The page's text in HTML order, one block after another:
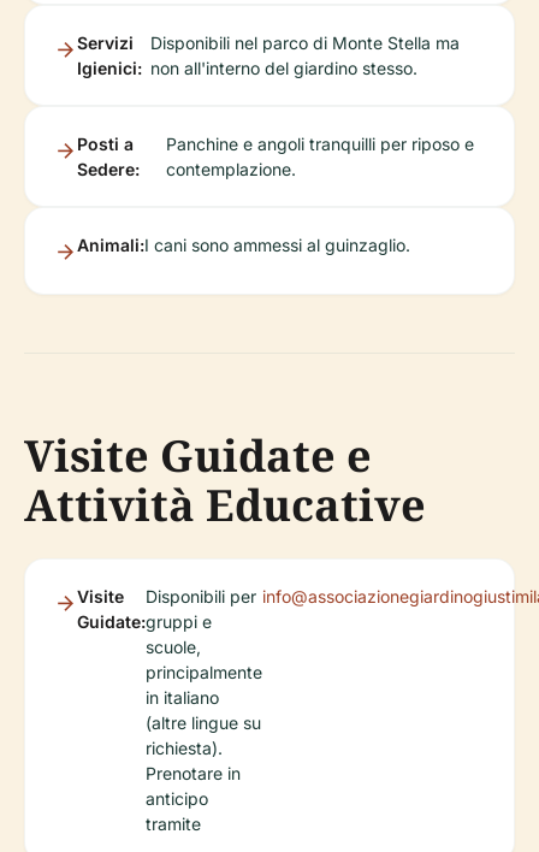
Servizi
Igienici:
Disponibili nel parco di Monte Stella ma
non all'interno del giardino stesso.
Posti a
Sedere:
Panchine e angoli tranquilli per riposo e
contemplazione.
Animali:I cani sono ammessi al guinzaglio.
Visite Guidate e
Attività Educative
Visite
Guidate:
Disponibili per
gruppi e
scuole,
principalmente
in italiano
(altre lingue su
richiesta).
Prenotare in
anticipo
tramite